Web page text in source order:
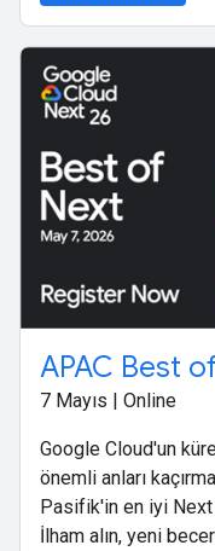
APAC Best
7 Mayıs | Online
Google Cloud'un
önemli anları
Pasifik'in en iyi Next
İlham alın, yeni